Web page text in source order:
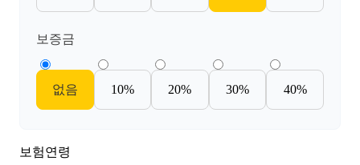
보증금
없음 10% 20% 30% 40%
보험연령